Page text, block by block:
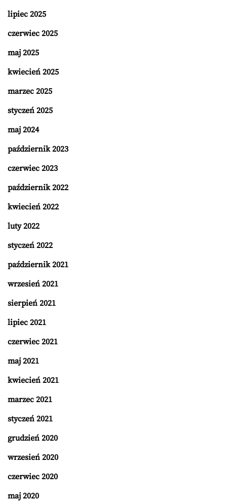
lipiec 2025
czerwiec 2025
maj 2025
kwiecień 2025
marzec 2025
styczeń 2025
maj 2024
październik 2023
czerwiec 2023
październik 2022
kwiecień 2022
luty 2022
styczeń 2022
październik 2021
wrzesień 2021
sierpień 2021
lipiec 2021
czerwiec 2021
maj 2021
kwiecień 2021
marzec 2021
styczeń 2021
grudzień 2020
wrzesień 2020
czerwiec 2020
maj 2020